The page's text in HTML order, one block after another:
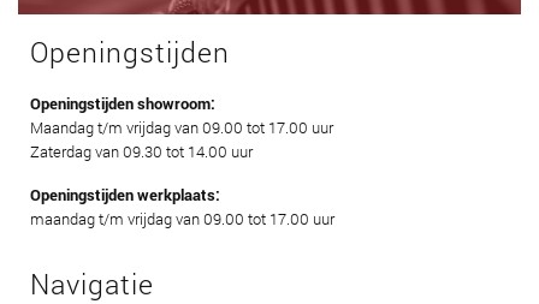
Openingstijden
Openingstijden showroom:
Maandag t/m vrijdag van 09.00 tot 17.00 uur
Zaterdag van 09.30 tot 14.00 uur
Openingstijden werkplaats:
maandag t/m vrijdag van 09.00 tot 17.00 uur
Navigatie